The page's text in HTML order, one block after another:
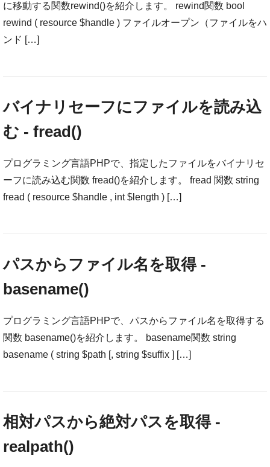
に移動する関数rewind()を紹介します。 rewind関数 bool
rewind ( resource $handle ) ファイルオープン（ファイルをハ
ンド […]
バイナリセーフにファイルを読み込
む - fread()
プログラミング言語PHPで、指定したファイルをバイナリセ
ーフに読み込む関数 fread()を紹介します。 fread 関数 string
fread ( resource $handle , int $length ) […]
パスからファイル名を取得 -
basename()
プログラミング言語PHPで、パスからファイル名を取得する
関数 basename()を紹介します。 basename関数 string
basename ( string $path [, string $suffix ] […]
相対パスから絶対パスを取得 -
realpath()